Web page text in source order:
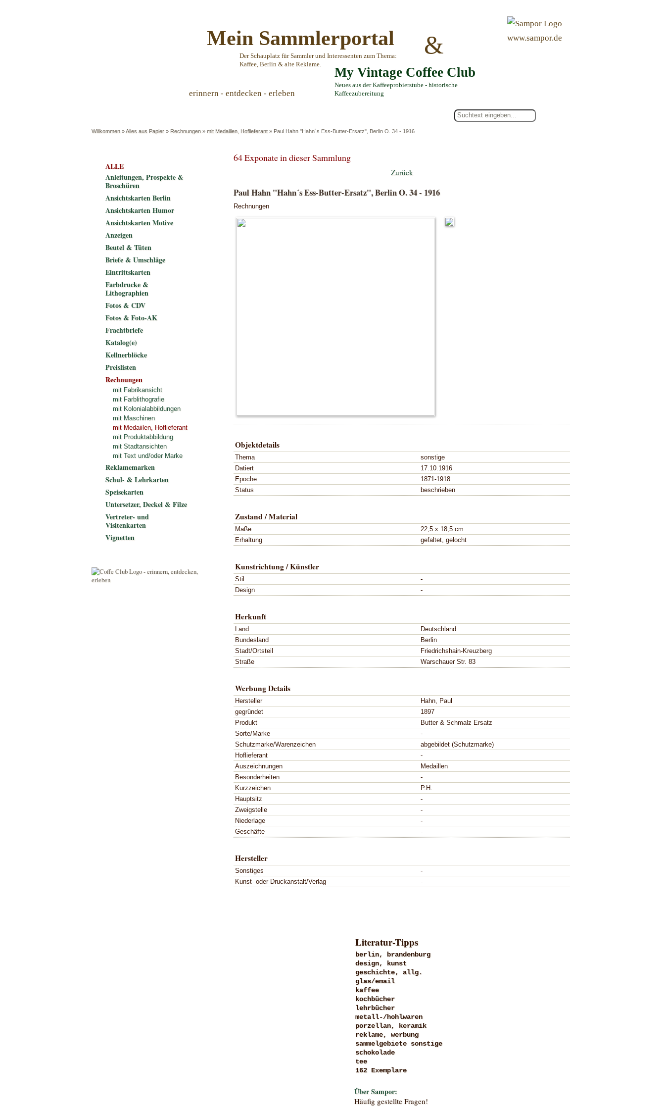
Mein Sammlerportal
Der Schauplatz für Sammler und Interessenten zum Thema:
Kaffee, Berlin & alte Reklame.
&
My Vintage Coffee Club
Neues aus der Kaffeeprobierstube - historische
Kaffeezubereitung
www.sampor.de
erinnern - entdecken - erleben
Willkommen »Alles aus Papier » Rechnungen » mit Medaiilen, Hoflieferant » Paul Hahn "Hahn´s Ess-Butter-Ersatz", Berlin O. 34 - 1916
64 Exponate in dieser Sammlung
Zurück
Paul Hahn "Hahn´s Ess-Butter-Ersatz", Berlin O. 34 - 1916
Rechnungen
Objektdetails
Thema
sonstige
Datiert
17.10.1916
Epoche
1871-1918
Status
beschrieben
Zustand / Material
Maße
22,5 x 18,5 cm
Erhaltung
gefaltet, gelocht
Kunstrichtung / Künstler
Stil
-
Design
-
Herkunft
Land
Deutschland
Bundesland
Berlin
Stadt/Ortsteil
Friedrichshain-Kreuzberg
Straße
Warschauer Str. 83
Werbung Details
Hersteller
Hahn, Paul
gegründet
1897
Produkt
Butter & Schmalz Ersatz
Sorte/Marke
-
Schutzmarke/Warenzeichen
abgebildet (Schutzmarke)
Hoflieferant
-
Auszeichnungen
Medaillen
Besonderheiten
-
Kurzzeichen
P.H.
Hauptsitz
-
Zweigstelle
-
Niederlage
-
Geschäfte
-
Hersteller
Sonstiges
-
Kunst- oder Druckanstalt/Verlag
-
ALLE
Anleitungen, Prospekte &
Broschüren
Ansichtskarten Berlin
Ansichtskarten Humor
Ansichtskarten Motive
Anzeigen
Beutel & Tüten
Briefe & Umschläge
Eintrittskarten
Farbdrucke &
Lithographien
Fotos & CDV
Fotos & Foto-AK
Frachtbriefe
Katalog(e)
Kellnerblöcke
Preislisten
Rechnungen
mit Fabrikansicht
mit Farblithografie
mit Kolonialabbildungen
mit Maschinen
mit Medaiilen, Hoflieferant
mit Produktabbildung
mit Stadtansichten
mit Text und/oder Marke
Reklamemarken
Schul- & Lehrkarten
Speisekarten
Untersetzer, Deckel & Filze
Vertreter- und
Visitenkarten
Vignetten
Literatur-Tipps
berlin, brandenburg
design, kunst
geschichte, allg.
glas/email
kaffee
kochbücher
lehrbücher
metall-/hohlwaren
porzellan, keramik
reklame, werbung
sammelgebiete sonstige
schokolade
tee
162 Exemplare
Über Sampor:
Häufig gestellte Fragen!